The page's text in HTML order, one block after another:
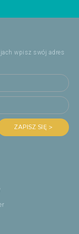
wpisz swój adres
ZAPISZ SIĘ >